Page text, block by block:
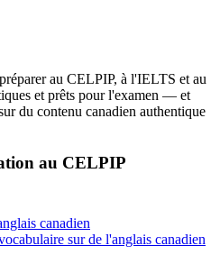
au CELPIP, à l'IELTS et au
et prêts pour l'examen — et
du contenu canadien authentique
au CELPIP
canadien
sur de l'anglais canadien